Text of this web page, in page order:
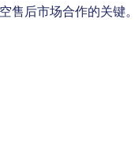
售后市场合作的关键。